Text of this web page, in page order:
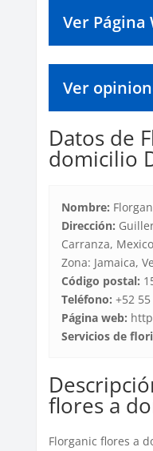
Ver Página
Ver
Datos de
domicilio
Nombre:
Dirección:
Carranza,
Zona: Jamaica,
Código postal:
Teléfono: +52
Página web:
Servicios de
flores a
Florganic flores a